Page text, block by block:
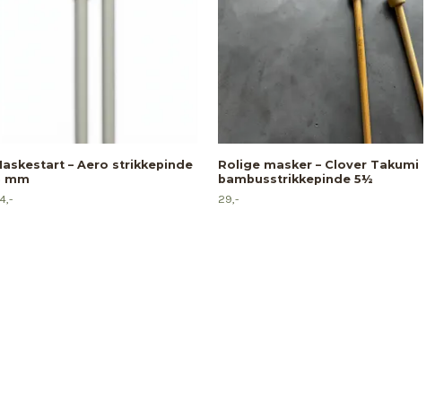
– Aero strikkepinde
mm
Rolige masker – Clover Takumi
bambusstrikkepinde 5½
29,-